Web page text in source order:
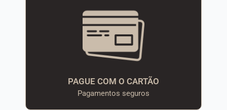
PAGUE COM O CARTÃO
Pagamentos seguros